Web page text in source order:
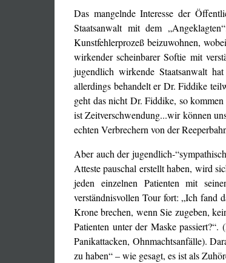
Das mangelnde Interesse der
Staatsanwalt mit dem
Kunstfehlerprozeß beizuwohnen,
wirkender scheinbarer Softie mit
jugendlich wirkende Staatsanwalt
allerdings behandelt er Dr. Fiddike
geht das nicht Dr. Fiddike, so
ist Zeitverschwendung...wir können
echten Verbrechern von der
Aber auch der jugendlich-
Atteste pauschal erstellt haben, wird
jeden einzelnen Patienten mit
verständnisvollen Tour fort: „Ich fand
Krone brechen, wenn Sie zugeben,
Patienten unter der Maske
Panikattacken, Ohnmachtsanfälle).
zu haben“ – wie gesagt, es ist als